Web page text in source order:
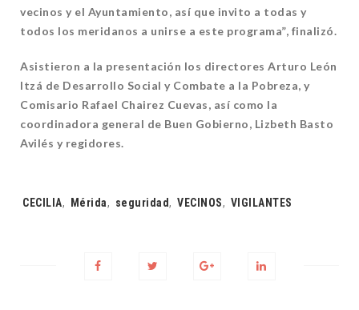
vecinos y el Ayuntamiento, así que invito a todas y
todos los meridanos a unirse a este programa”, finalizó.
Asistieron a la presentación los directores Arturo León
Itzá de Desarrollo Social y Combate a la Pobreza, y
Comisario Rafael Chairez Cuevas, así como la
coordinadora general de Buen Gobierno, Lizbeth Basto
Avilés y regidores.
Tags:
CECILIA, Mérida, seguridad, VECINOS, VIGILANTES